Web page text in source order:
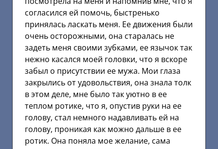
согласился ей помочь, быстренько
принялась ласкать меня. Ее движения были
очень осторожными, она старалась не
задеть меня своими зубками, ее язычок так
нежно касался моей головки, что я вскоре
забыл о присутствии ее мужа. Мои глаза
закрылись от удовольствия, она знала толк
в этом деле, мне было так уютно в ее
теплом ротике, что я, опустив руки на ее
голову, стал немного надавливать ей на
голову, проникая как можно дальше в ее
ротик. Она поняла мое желание, сама